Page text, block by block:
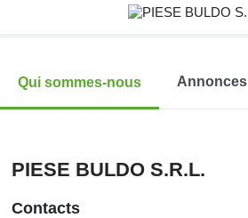
Qui sommes-nous Annonces
PIESE BULDO S.R.L.
Contacts